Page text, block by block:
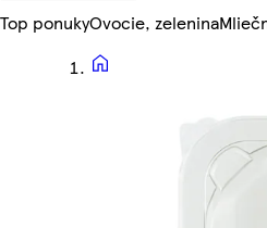
Top ponukyOvocie, zelenina